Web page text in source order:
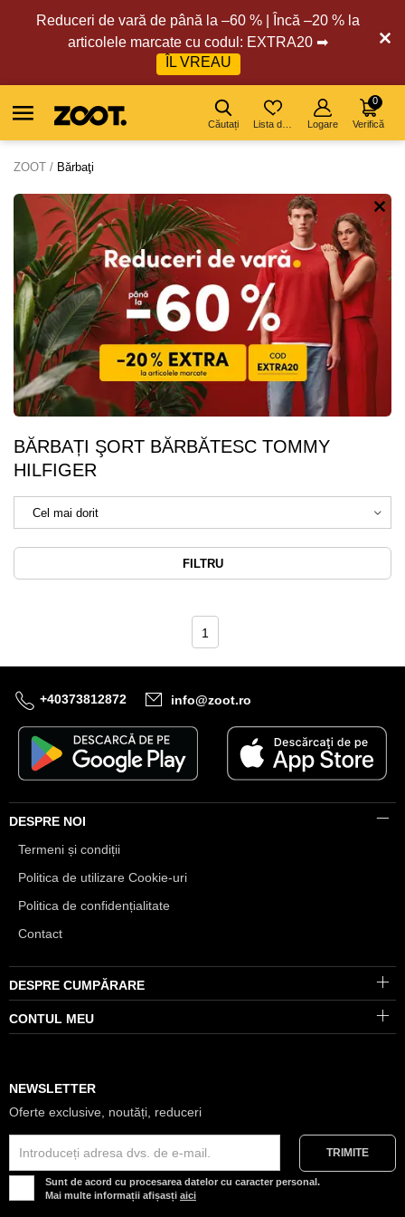
Reduceri de vară de până la –60 % | Încă –20 % la
articolele marcate cu codul: EXTRA20 ➡
ÎL VREAU
Căutați Logare Verifică
0
ZOOT Bărbaţi
BĂRBAȚI ŞORT BĂRBĂTESC TOMMY
HILFIGER
FILTRU
1
+40373812872 info@zoot.ro
DESPRE NOI
Termeni și condiții
Politica de utilizare Cookie-uri
Politica de confidențialitate
Contact
DESPRE CUMPĂRARE
CONTUL MEU
NEWSLETTER
Oferte exclusive, noutăți, reduceri
Sunt de acord cu procesarea datelor cu caracter personal.
Mai multe informații afișasți aici